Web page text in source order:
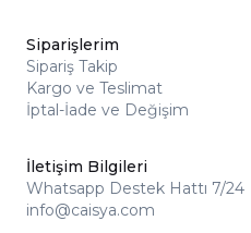
Siparişlerim
Sipariş Takip
Kargo ve Teslimat
İptal-İade ve Değişim
İletişim Bilgileri
Whatsapp Destek Hattı 7/24
info@caisya.com